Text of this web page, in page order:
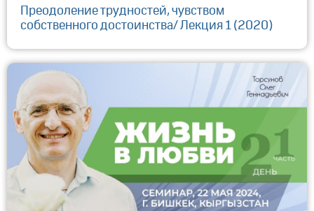
Преодоление трудностей, чувством
собственного достоинства/ Лекция 1 (2020)